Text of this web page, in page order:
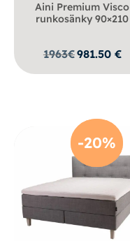
Aini Premium Visco
runkosänky 90×210
1963€981.50 €
-20%
-20%